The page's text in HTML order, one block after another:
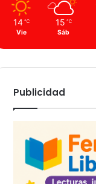
14 ℃
Vie
15 ℃
Sáb
Publicidad